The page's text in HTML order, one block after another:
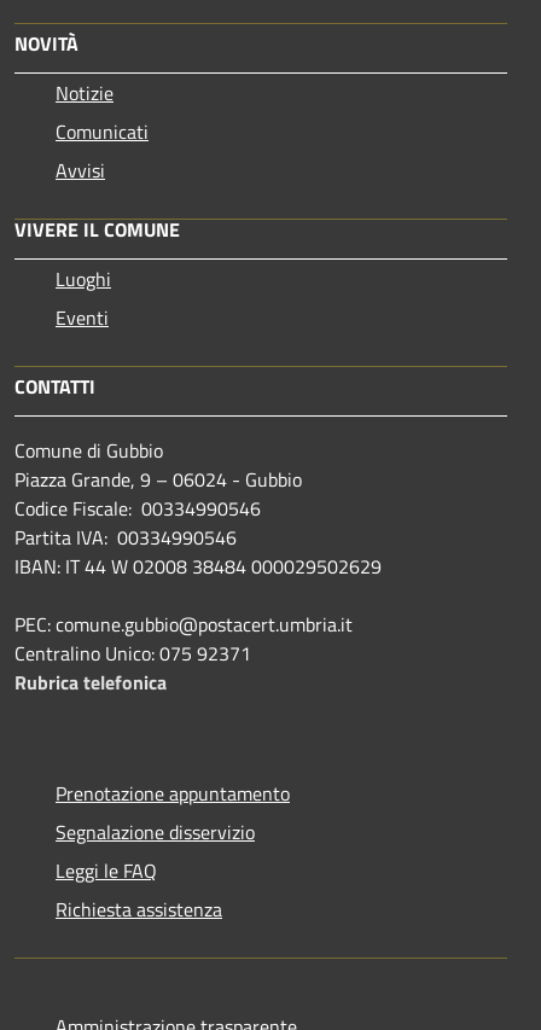
NOVITÀ
Notizie
Comunicati
Avvisi
VIVERE IL COMUNE
Luoghi
Eventi
CONTATTI
Comune di Gubbio
Piazza Grande, 9 – 06024 - Gubbio
Codice Fiscale: 00334990546
Partita IVA: 00334990546
IBAN: IT 44 W 02008 38484 000029502629
PEC: comune.gubbio@postacert.umbria.it
Centralino Unico: 075 92371
Rubrica telefonica
Prenotazione appuntamento
Segnalazione disservizio
Leggi le FAQ
Richiesta assistenza